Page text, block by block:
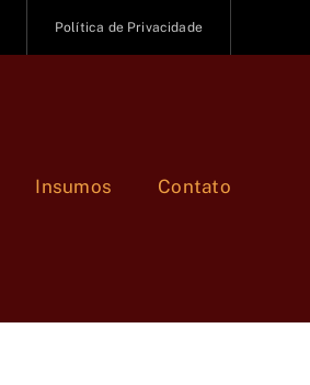
Política de Privacidade
Insumos Contato